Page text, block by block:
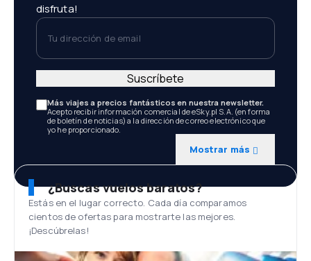
disfruta!
Tu dirección de email
Más viajes a precios fantásticos en nuestra newsletter.
Acepto recibir información comercial de eSky.pl S.A. (en forma
de boletín de noticias) a la dirección de correo electrónico que
yo he proporcionado.
Mostrar más
Suscríbete
¿Buscas vuelos baratos?
Estás en el lugar correcto. Cada día comparamos
cientos de ofertas para mostrarte las mejores.
¡Descúbrelas!